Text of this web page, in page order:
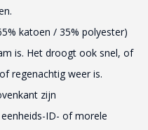
katoen / 35% polyester)
is. Het droogt ook snel, of
regenachtig weer is.
zijn
ID- of morele